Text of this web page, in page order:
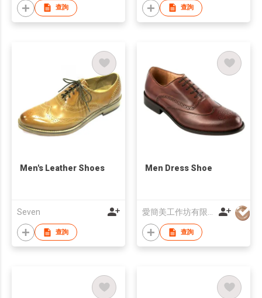
查詢 查詢
Men's Leather Shoes
Seven
查詢
Men Dress Shoe
查詢